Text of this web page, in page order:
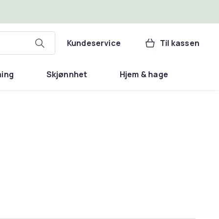
Kundeservice Til kassen
Skjønnhet Hjem & hage